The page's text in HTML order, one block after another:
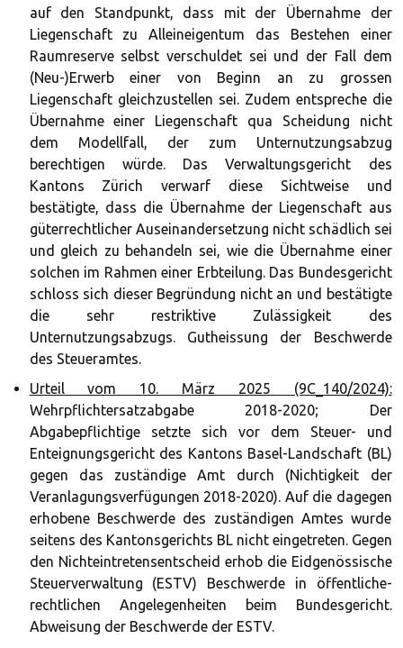
auf den Standpunkt, dass mit der Übernahme der
Liegenschaft zu Alleineigentum das Bestehen einer
Raumreserve selbst verschuldet sei und der Fall dem
(Neu-)Erwerb einer von Beginn an zu grossen
Liegenschaft gleichzustellen sei. Zudem entspreche die
Übernahme einer Liegenschaft qua Scheidung nicht
dem Modellfall, der zum Unternutzungsabzug
berechtigen würde. Das Verwaltungsgericht des
Kantons Zürich verwarf diese Sichtweise und
bestätigte, dass die Übernahme der Liegenschaft aus
güterrechtlicher Auseinandersetzung nicht schädlich sei
und gleich zu behandeln sei, wie die Übernahme einer
solchen im Rahmen einer Erbteilung. Das Bundesgericht
schloss sich dieser Begründung nicht an und bestätigte
die sehr restriktive Zulässigkeit des
Unternutzungsabzugs. Gutheissung der Beschwerde
des Steueramtes.
Urteil vom 10. März 2025 (9C_140/2024):
Wehrpflichtersatzabgabe 2018-2020; Der
Abgabepflichtige setzte sich vor dem Steuer- und
Enteignungsgericht des Kantons Basel-Landschaft (BL)
gegen das zuständige Amt durch (Nichtigkeit der
Veranlagungsverfügungen 2018-2020). Auf die dagegen
erhobene Beschwerde des zuständigen Amtes wurde
seitens des Kantonsgerichts BL nicht eingetreten. Gegen
den Nichteintretensentscheid erhob die Eidgenössische
Steuerverwaltung (ESTV) Beschwerde in öffentliche-
rechtlichen Angelegenheiten beim Bundesgericht.
Abweisung der Beschwerde der ESTV.